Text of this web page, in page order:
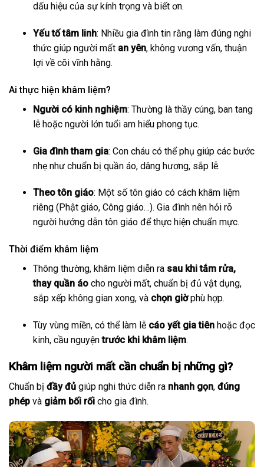
dấu hiệu của sự kính trọng và biết ơn.
Yếu tố tâm linh: Nhiều gia đình tin rằng làm đúng nghi
thức giúp người mất an yên, không vương vấn, thuận
lợi về cõi vĩnh hằng.
Ai thực hiện khâm liệm?
Người có kinh nghiệm: Thường là thầy cúng, ban tang
lễ hoặc người lớn tuổi am hiểu phong tục.
Gia đình tham gia: Con cháu có thể phụ giúp các bước
nhẹ như chuẩn bị quần áo, dâng hương, sắp lễ.
Theo tôn giáo: Một số tôn giáo có cách khâm liệm
riêng (Phật giáo, Công giáo…). Gia đình nên hỏi rõ
người hướng dẫn tôn giáo để thực hiện chuẩn mực.
Thời điểm khâm liệm
Thông thường, khâm liệm diễn ra sau khi tắm rửa,
thay quần áocho người mất, chuẩn bị đủ vật dụng,
sắp xếp không gian xong, và chọn giờphù hợp.
Tùy vùng miền, có thể làm lễ cáo yết gia tiênhoặc đọc
kinh, cầu nguyệntrước khi khâm liệm.
Khâm liệm người mất cần chuẩn bị những gì?
Chuẩn bị đầy đủ giúp nghi thức diễn ra nhanh gọn, đúng
phép và giảm bối rối cho gia đình.